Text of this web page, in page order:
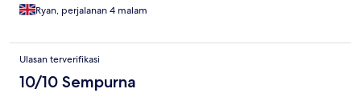
Ryan, perjalanan 4 malam
Ulasan terverifikasi
10/10 Sempurna